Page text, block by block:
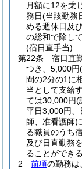
月額に12を乗
務日(当該勤務
める週休日及
の総和で除し
(宿日直手当)
第22条
宿日直
つき、5,000円
間の2分の1に
当として支給す
ては30,000円(
平日3,000円、
師、准看護師
る職員のうち
及び日直勤務
ることができる
2
前項の勤務は